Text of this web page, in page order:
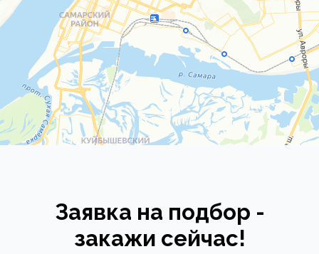
Заявка на подбор -
закажи сейчас!